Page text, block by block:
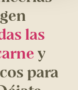
las
y
para